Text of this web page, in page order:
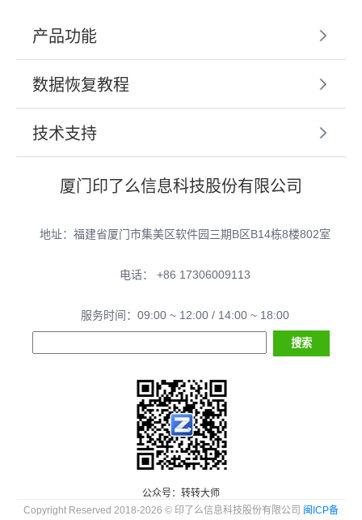
产品功能
数据恢复教程
技术支持
厦门印了么信息科技股份有限公司
地址：福建省厦门市集美区软件园三期B区B14栋8楼802室
电话： +86 17306009113
服务时间：09:00 ~ 12:00 / 14:00 ~ 18:00
公众号：转转大师
Copyright Reserved 2018-2026 © 印了么信息科技股份有限公司 闽ICP备